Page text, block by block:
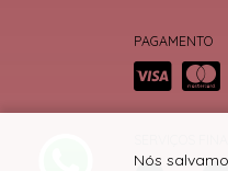
PAGAMENTO
Nós